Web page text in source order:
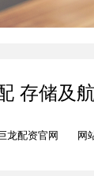
存储及
龙配资官网 网